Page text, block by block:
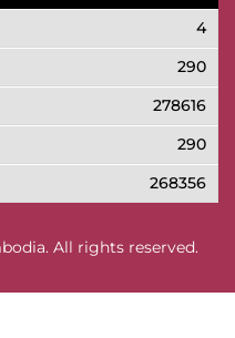
4
290
278616
290
268356
All rights reserved.